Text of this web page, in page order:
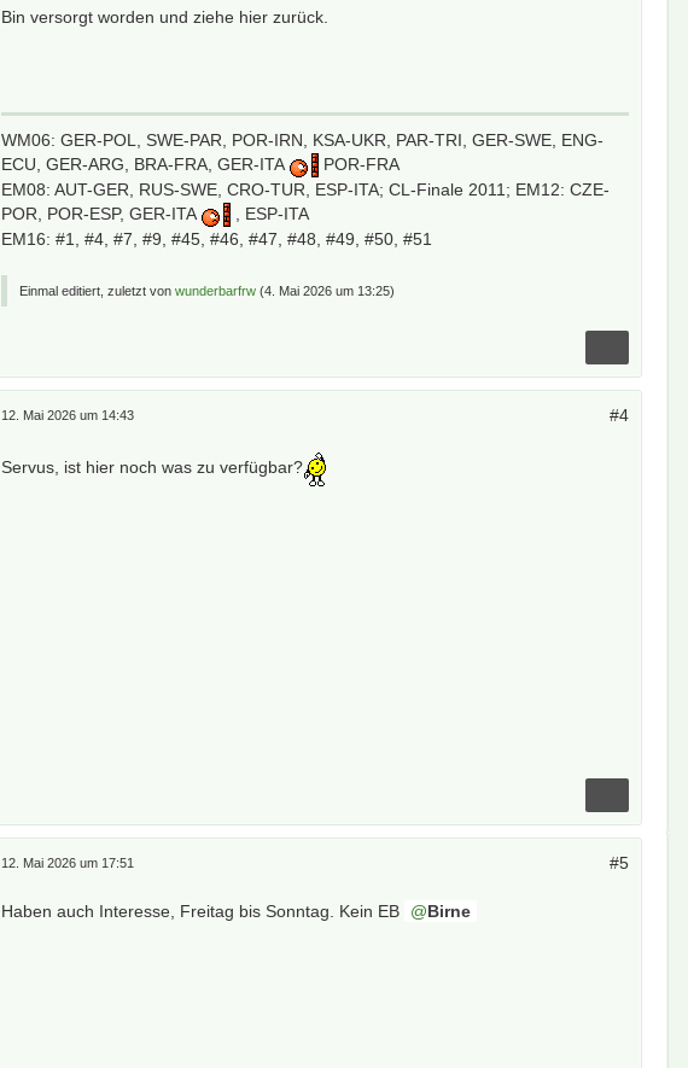
Bin versorgt worden und ziehe hier zurück.
WM06: GER-POL, SWE-PAR, POR-IRN, KSA-UKR, PAR-TRI, GER-SWE, ENG-
ECU, GER-ARG, BRA-FRA, GER-ITA
POR-FRA
EM08: AUT-GER, RUS-SWE, CRO-TUR, ESP-ITA; CL-Finale 2011; EM12: CZE-
POR, POR-ESP, GER-ITA
, ESP-ITA
EM16: #1, #4, #7, #9, #45, #46, #47, #48, #49, #50, #51
Einmal editiert, zuletzt vonwunderbarfrw (4. Mai 2026 um 13:25)
12. Mai 2026 um 14:43 #4
Servus, ist hier noch was zu verfügbar?
12. Mai 2026 um 17:51 #5
Haben auch Interesse, Freitag bis Sonntag. Kein EB Birne